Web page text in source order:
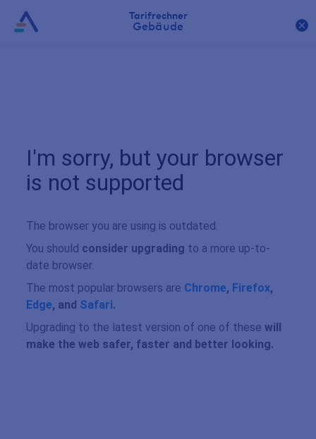
Tarifrechner
Gebäude